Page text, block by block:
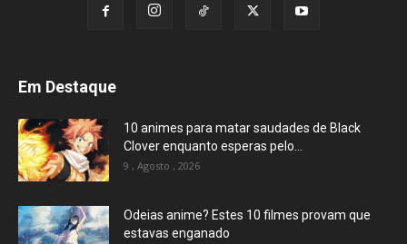
Em Destaque
10 animes para matar saudades de Black
Clover enquanto esperas pelo...
9 , Agosto , 2026
Odeias anime? Estes 10 filmes provam que
estavas enganado